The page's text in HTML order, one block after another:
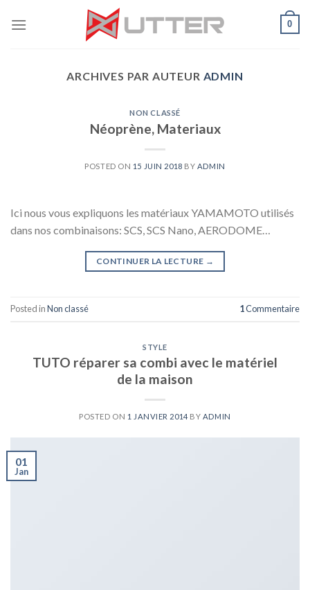
0
ARCHIVES PAR AUTEUR ADMIN
NON CLASSÉ
Néoprène, Materiaux
POSTED ON 15 JUIN 2018 BY ADMIN
Ici nous vous expliquons les matériaux YAMAMOTO utilisés
dans nos combinaisons: SCS, SCS Nano, AERODOME…
CONTINUER LA LECTURE →
Posted inNon classé 1Commentaire
STYLE
TUTO réparer sa combi avec le matériel
de la maison
POSTED ON 1 JANVIER 2014 BY ADMIN
01
Jan